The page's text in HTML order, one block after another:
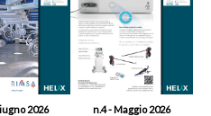
2026 n.4 - Maggio 2026